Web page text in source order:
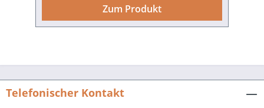
Wissenschaftler möglichst vieler
unmittelbar an sie angrenzenden
Veröffentlichungen und Vorträgen.
Zum Produkt
Telefonischer Kontakt